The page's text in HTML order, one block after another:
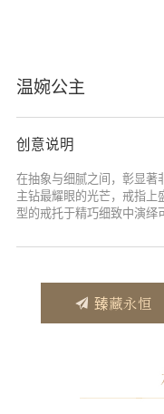
温婉公主
创意说明
在抽象与细腻之间，彰显著
主钻最耀眼的光芒，戒指
型的戒托于精巧细致中演绎
臻藏永恒